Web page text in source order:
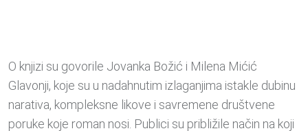
O knjizi su govorile Jovanka Božić i Milena Mićić
Glavonji, koje su u nadahnutim izlaganjima istakle dubinu
narativa, kompleksne likove i savremene društvene
poruke koje roman nosi. Publici su približile način na koji